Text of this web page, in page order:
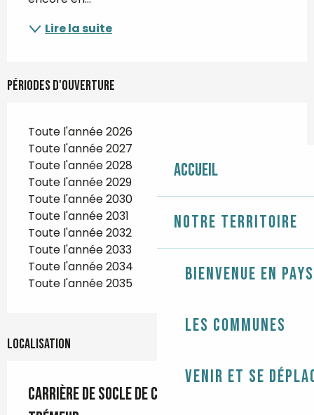
Accueil
Notre territoire
Bienvenue en
Les communes
Venir et se
Lire la suite
Périodes d'ouverture
Toute l'année 2026
Toute l'année 2027
Toute l'année 2028
Toute l'année 2029
Toute l'année 2030
Toute l'année 2031
Toute l'année 2032
Toute l'année 2033
Toute l'année 2034
Toute l'année 2035
Localisation
Carrière de socle de croix de Saint-